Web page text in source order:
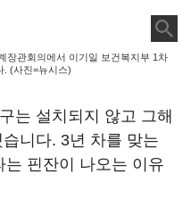
장관회의에서 이기일 보건복지부 1차
. (사진=뉴시스)
는 설치되지 않고 그해
니다. 3년 차를 맞는
핀잔이 나오는 이유